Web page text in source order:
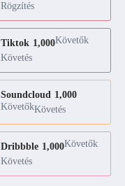
Rögzítés
Tiktok 1,000Követők
Követés
Soundcloud 1,000
KövetőkKövetés
Dribbble 1,000Követők
Követés